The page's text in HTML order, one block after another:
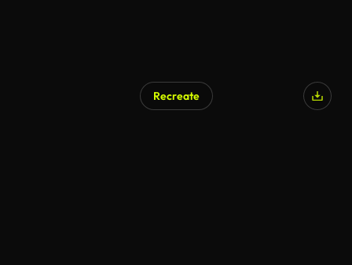
Recreate